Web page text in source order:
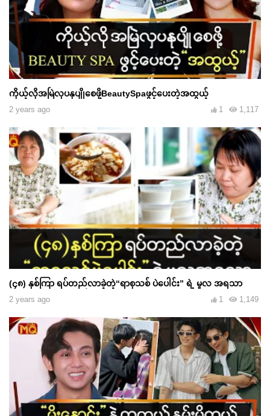
ကိုယ့်လိုအမြဲလှပနုပျိုစေဖို့BeautySpaဖွင့်‌ပေးတဲ့အထွယ့်
2 years ago 1,117
1
(၄၈) နှစ်ကြာ ရပ်တည်လာခဲ့တဲ့“ရာစုသစ် ပဲပေါင်း” ရဲ့ မူလ အရသာ
2 years ago 1,149
1